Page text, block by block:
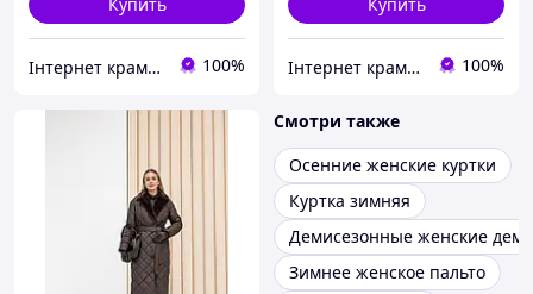
Інтернет крамничка "Nika Star" 100% Інтернет крамничка "Nika Star" 100%
Смотри также
Осенние женские куртки
Куртка зимняя
Демисезонные женские
Зимнее женское пальто